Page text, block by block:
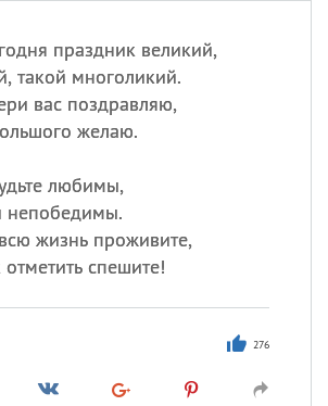
праздник великий,
такой многоликий.
вас поздравляю,
желаю.
любимы,
непобедимы.
жизнь проживите,
спешите!
276